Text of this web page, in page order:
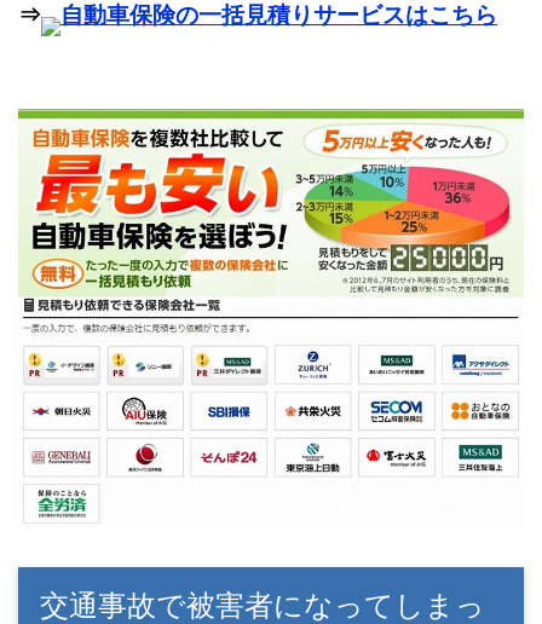
⇒ 自動車保険の一括見積りサービスはこちら
交通事故で被害者になってしまっ